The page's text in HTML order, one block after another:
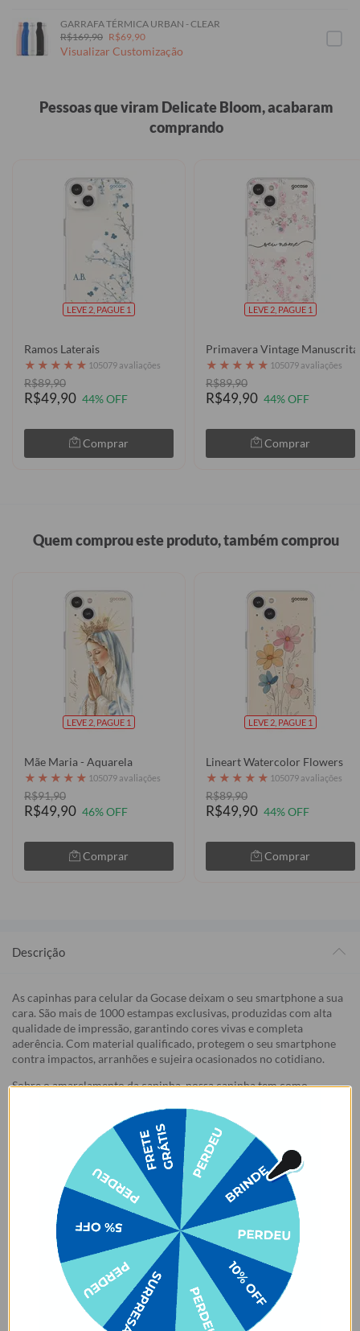
GARRAFA TÉRMICA URBAN - CLEAR
R$169,90 R$69,90
Visualizar Customização
Pessoas que viram Delicate Bloom, acabaram
comprando
LEVE 2, PAGUE 1
Ramos Laterais
★ ★ ★ ★ ★ 105079 avaliações
R$89,90
R$49,90 44% OFF
Comprar
LEVE 2, PAGUE 1
Primavera Vintage Manuscrita
★ ★ ★ ★ ★ 105079 avaliações
R$89,90
R$49,90 44% OFF
Comprar
Quem comprou este produto, também comprou
LEVE 2, PAGUE 1
Mãe Maria - Aquarela
★ ★ ★ ★ ★ 105079 avaliações
R$91,90
R$49,90 46% OFF
Comprar
LEVE 2, PAGUE 1
Lineart Watercolor Flowers
★ ★ ★ ★ ★ 105079 avaliações
R$89,90
R$49,90 44% OFF
Comprar
Descrição
As capinhas para celular da Gocase deixam o seu smartphone a sua
cara. São mais de 1000 estampas exclusivas, produzidas com alta
qualidade de impressão, garantindo cores vivas e completa
aderência. Com material qualificado, protegem o seu smartphone
contra impactos, arranhões e sujeira ocasionados no cotidiano.
Sobre o amarelamento da capinha, nossa capinha tem como
amarelar com o tempo por meio de um processo natural de uso do
produto. Porém, o nível de amarelecimento depende
completamente dos hábitos de uso e dos ambientes em que a capa
estará inserida, pois seja por mudanças de temperatura e/ou
reações químicas adversas, infelizmente, o amarelamento do
produto pode vir a acontecer.
Garantias:
Arrependimento
- Os nossos produtos personalizados (estampados ou
customizados com nome/foto
) são feitos especialmente para você,
de acordo com a opção escolhida no momento da compra.
- Isso significa que a produção só começa após a confirmação do
pedido, e o item é criado exclusivamente com a estampa